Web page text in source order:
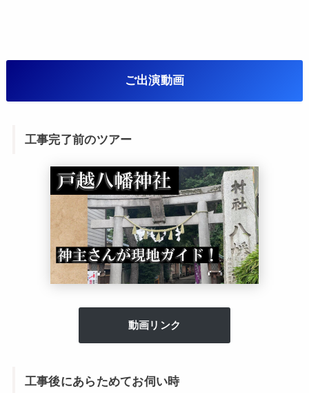
ご出演動画
工事完了前のツアー
動画リンク
工事後にあらためてお伺い時